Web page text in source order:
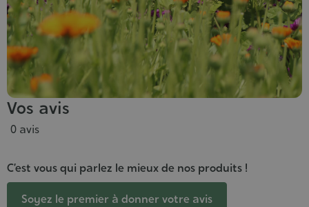
Vos avis
0 avis
C’est vous qui parlez le mieux de nos produits !
Soyez le premier à donner votre avis